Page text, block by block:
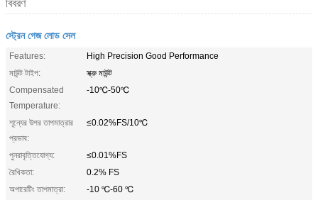
বিবরণ
স্ট্রেন গেজ লোড সেল
Features:
High Precision Good Performance
মাউন্ট টাইপ:
স্ক্রু মাউন্ট
Compensated
Temperature:
-10℃-50℃
শূন্যের উপর তাপমাত্রার
প্রভাব:
≤0.02%FS/10℃
পুনরাবৃত্তিযোগ্য:
≤0.01%FS
রৈখিকতা:
0.2% FS
অপারেটিং তাপমাত্রা:
-10 ℃-60 ℃